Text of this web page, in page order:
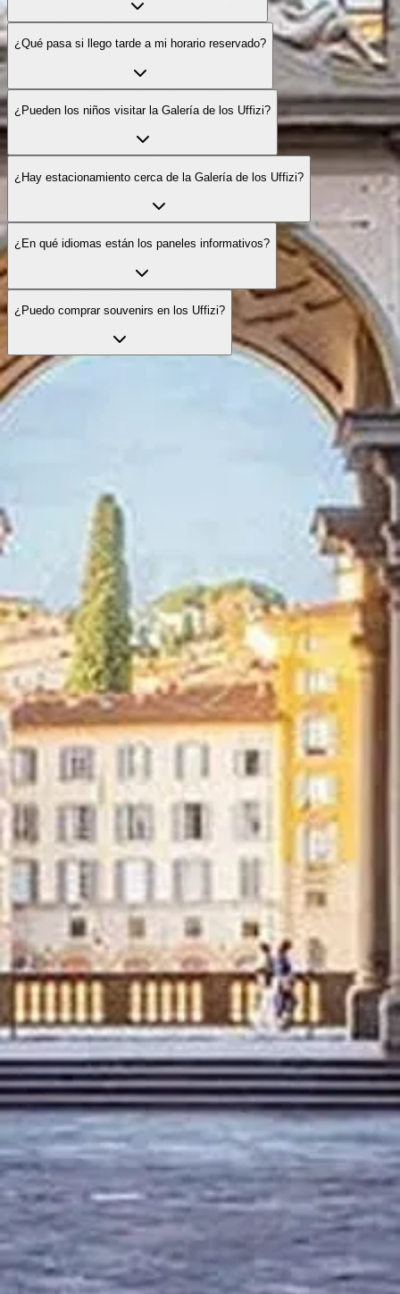
¿Qué pasa si llego tarde a mi horario reservado?
¿Pueden los niños visitar la Galería de los Uffizi?
¿Hay estacionamiento cerca de la Galería de los Uffizi?
¿En qué idiomas están los paneles informativos?
¿Puedo comprar souvenirs en los Uffizi?
Explora las visitas oficiales
Explora visitas seleccionadas para enriquecer tu experiencia con
servicios útiles y acompañamiento.
Ver opciones de visita
La Galería de los Uffizi
Tu guía completa para visitar la Galería de los Uffizi en Florencia.
Descubre obras maestras del Renacimiento, reserva entradas y
planifica tu visita perfecta a uno de los museos de arte más
importantes del mundo.
lagalleriadegliuffizi.com no es el sitio web oficial de la
Galería de los Uffizi en Florencia
Este sitio web lagalleriadegliuffizi.com es una plataforma de
información independiente dedicada a Uffizi.
Cada marca registrada o marca comercial es propiedad de su
respectivo titular. Para consultas sobre opciones de visita
(incluyendo acceso y servicios), dirígete a los proveedores oficiales.
Contáctanos
Enlaces rápidos
Elige tus opciones de visita
Horario de visita
Qué ver
Preguntas frecuentes
Legal
Aviso legal
Sobre nosotros
Política de privacidad
Política de cookies
Mapa del sitio
Hecho con ❤️ para viajeros y amantes de la historia de todo el